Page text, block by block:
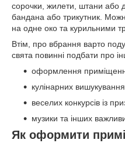
сорочки, жилети, штани або
бандана або трикутник.
на одне око та курильними
Втім, про вбрання варто
свята повинні подбати про
оформлення
кулінарних
веселих конкурсів із
музики та інших
Як оформити